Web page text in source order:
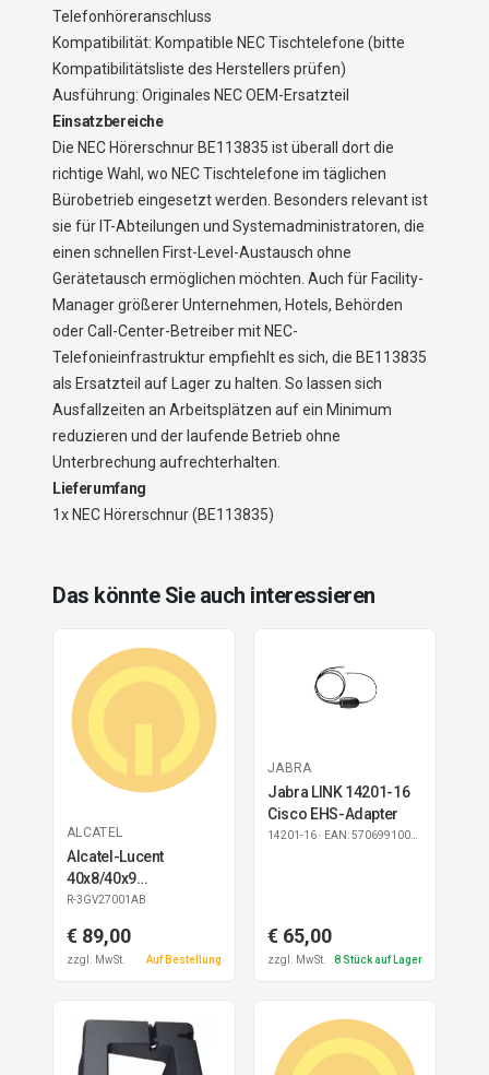
Telefonhöreranschluss
Kompatibilität: Kompatible NEC Tischtelefone (bitte
Kompatibilitätsliste des Herstellers prüfen)
Ausführung: Originales NEC OEM-Ersatzteil
Einsatzbereiche
Die NEC Hörerschnur BE113835 ist überall dort die
richtige Wahl, wo NEC Tischtelefone im täglichen
Bürobetrieb eingesetzt werden. Besonders relevant ist
sie für IT-Abteilungen und Systemadministratoren, die
einen schnellen First-Level-Austausch ohne
Gerätetausch ermöglichen möchten. Auch für Facility-
Manager größerer Unternehmen, Hotels, Behörden
oder Call-Center-Betreiber mit NEC-
Telefonieinfrastruktur empfiehlt es sich, die BE113835
als Ersatzteil auf Lager zu halten. So lassen sich
Ausfallzeiten an Arbeitsplätzen auf ein Minimum
reduzieren und der laufende Betrieb ohne
Unterbrechung aufrechterhalten.
Lieferumfang
1x NEC Hörerschnur (BE113835)
Das könnte Sie auch interessieren
ALCATEL
Alcatel-Lucent
40x8/40x9
Beistellmodul 10 ref
R-3GV27001AB
€ 89,00
zzgl. MwSt. Auf Bestellung
JABRA
Jabra LINK 14201-16
Cisco EHS-Adapter
14201-16 · EAN: 5706991007008
€ 65,00
zzgl. MwSt. 8 Stück auf Lager